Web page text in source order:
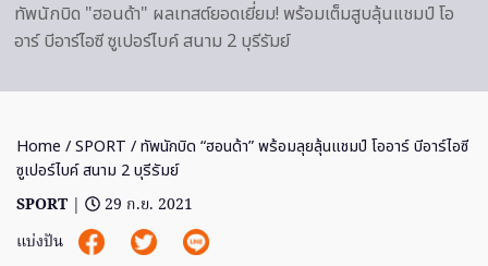
ทัพนักบิด "ฮอนด้า" ผลเทสต์ยอดเยี่ยม! พร้อมเต็มสูบลุ้นแชมป์ โอ
อาร์ บีอาร์ไอซี ซูเปอร์ไบค์ สนาม 2 บุรีรัมย์
Home /SPORT / ทัพนักบิด “ฮอนด้า” พร้อมลุยลุ้นแชมป์ โออาร์ บีอาร์ไอซี
ซูเปอร์ไบค์ สนาม 2 บุรีรัมย์
SPORT |
29 ก.ย. 2021
แบ่งปัน